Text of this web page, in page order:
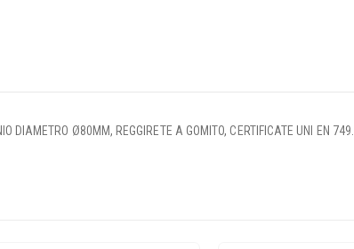
DIAMETRO Ø80MM, REGGIRETE A GOMITO, CERTIFICATE UNI EN 749.